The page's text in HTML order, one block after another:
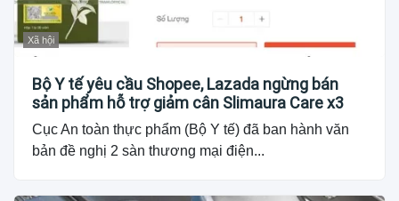
Xã hội
Bộ Y tế yêu cầu Shopee, Lazada ngừng bán
sản phẩm hỗ trợ giảm cân Slimaura Care x3
Cục An toàn thực phẩm (Bộ Y tế) đã ban hành văn
bản đề nghị 2 sàn thương mại điện...